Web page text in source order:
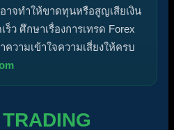
อาจทำให้ขาดทุนหรือสูญเสียเงิน
ว ศึกษาเรื่องการเทรด Forex
วามเข้าใจความเสี่ยงให้ครบ
TRADING